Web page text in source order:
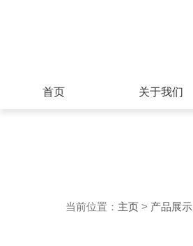
首页 关于我们
当前位置： 主页 > 产品展示